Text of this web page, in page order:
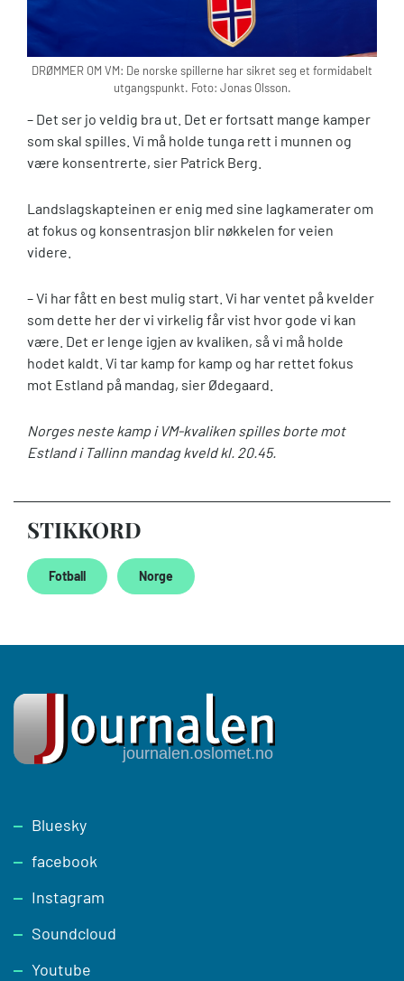
DRØMMER OM VM: De norske spillerne har sikret seg et formidabelt
utgangspunkt. Foto: Jonas Olsson.
– Det ser jo veldig bra ut. Det er fortsatt mange kamper
som skal spilles. Vi må holde tunga rett i munnen og
være konsentrerte, sier Patrick Berg.
Landslagskapteinen er enig med sine lagkamerater om
at fokus og konsentrasjon blir nøkkelen for veien
videre.
– Vi har fått en best mulig start. Vi har ventet på kvelder
som dette her der vi virkelig får vist hvor gode vi kan
være. Det er lenge igjen av kvaliken, så vi må holde
hodet kaldt. Vi tar kamp for kamp og har rettet fokus
mot Estland på mandag, sier Ødegaard.
Norges neste kamp i VM-kvaliken spilles borte mot
Estland i Tallinn mandag kveld kl. 20.45.
STIKKORD
Fotball Norge
Footer
Bluesky
facebook
Instagram
Soundcloud
Youtube